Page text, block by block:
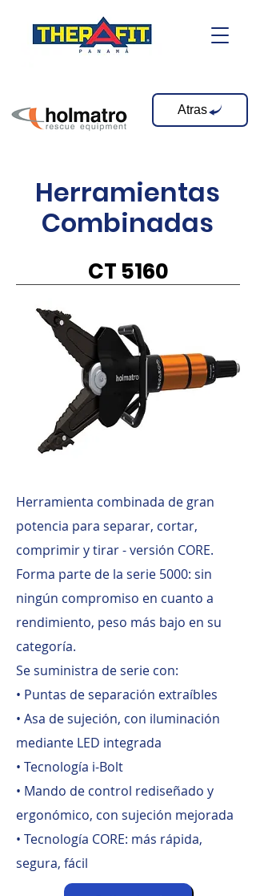
Atras
Herramientas
Combinadas
CT 5160
Herramienta combinada de gran
potencia para separar, cortar,
comprimir y tirar - versión CORE.
Forma parte de la serie 5000: sin
ningún compromiso en cuanto a
rendimiento, peso más bajo en su
categoría.
Se suministra de serie con:
• Puntas de separación extraíbles
• Asa de sujeción, con iluminación
mediante LED integrada
• Tecnología i-Bolt
• Mando de control rediseñado y
ergonómico, con sujeción mejorada
• Tecnología CORE: más rápida,
segura, fácil